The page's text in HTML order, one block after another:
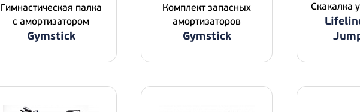
Гимнастическая палка
с амортизатором
Gymstick
Комплект запасных
амортизаторов
Gymstick
Скакалка